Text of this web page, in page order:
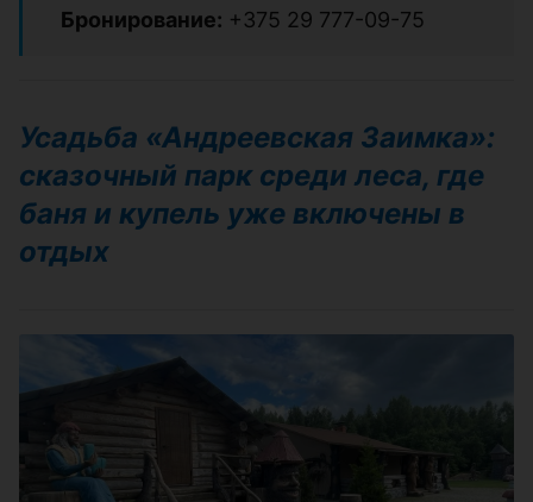
Бронирование: +375 29 777-09-75
Усадьба «Андреевская Заимка»:
сказочный парк среди леса, где
баня и купель уже включены в
отдых